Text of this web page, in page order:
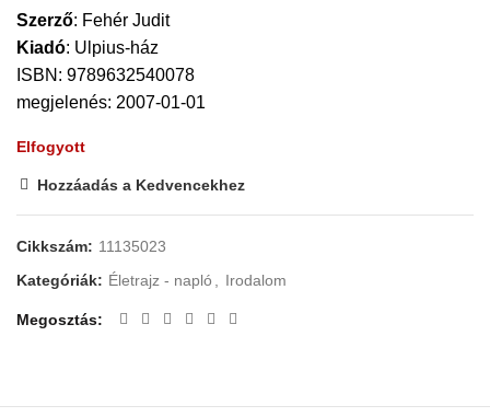
Szerző: Fehér Judit
Kiadó: Ulpius-ház
ISBN: 9789632540078
megjelenés: 2007-01-01
Elfogyott
Hozzáadás a Kedvencekhez
Cikkszám: 11135023
Kategóriák: Életrajz - napló Irodalom
Megosztás